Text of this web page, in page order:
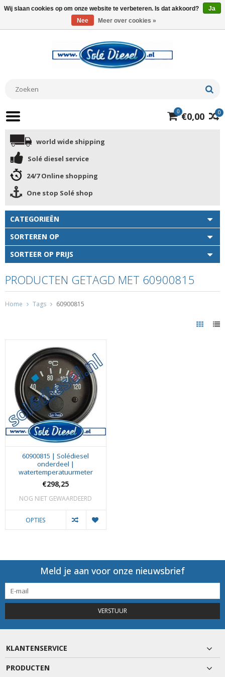
0
0 €0,00
world wide shipping
Solé diesel service
24/7 Online shopping
One stop Solé shop
CATEGORIEËN
SORTEREN OP
SORTEER OP PRIJS
PRODUCTEN GETAGD MET 60900815
Home Tags 60900815
60900815 | Solédiesel
onderdeel |
watertemperatuurmeter
€298,25
NOG NIET GEWAARDEERD
OPTIES
Meld je aan voor onze nieuwsbrief
VERSTUUR
KLANTENSERVICE
PRODUCTEN
Wij slaan cookies op om onze website te verbeteren. Is dat akkoord?
Ja
Nee
Meer over cookies »